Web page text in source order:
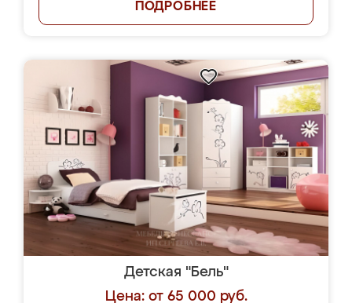
ПОДРОБНЕЕ
Детская "Бель"
Цена: от 65 000 руб.